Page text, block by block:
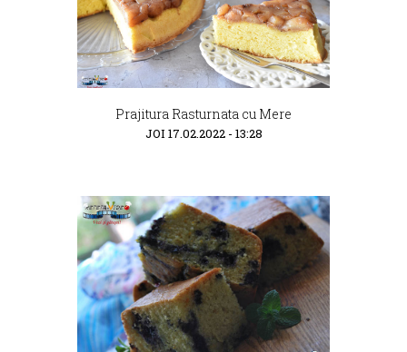
Prajitura Rasturnata cu Mere
JOI 17.02.2022 - 13:28